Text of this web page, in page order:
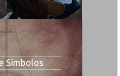
Símbolos